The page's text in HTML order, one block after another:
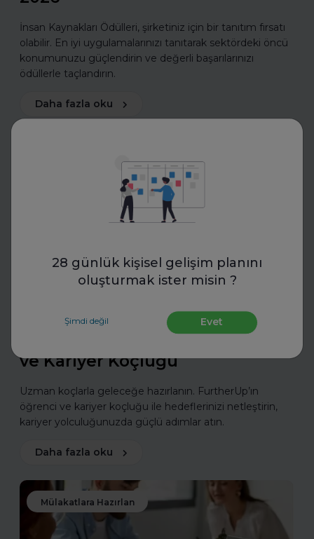
28 günlük kişisel gelişim planını
oluşturmak ister misin ?
Şimdi değil Evet
İnsan Kaynakları Ödülleri, şirketiniz için bir tanıtım fırsatı
olabilir. En iyi uygulamalarınızı tanıtarak sektördeki öncü
konumunuzu güçlendirin ve değerli başarılarınızı
ödüllerle taçlandırın.
Daha fazla oku
Uzman Koçlarla Geleceğe
Hazırlık: FurtherUp'tan Öğrenci
ve Kariyer Koçluğu
Uzman koçlarla geleceğe hazırlanın. FurtherUp’ın
öğrenci ve kariyer koçluğu ile hedeflerinizi netleştirin,
kariyer yolculuğunuzda güçlü adımlar atın.
Daha fazla oku
Mülakatlara Hazırlan